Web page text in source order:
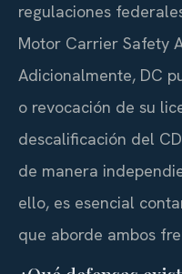
regulaciones
Motor Carrier Safety
Adicionalmente, DC
o revocación de su
descalificación del
de manera
ello, es esencial
que aborde ambos